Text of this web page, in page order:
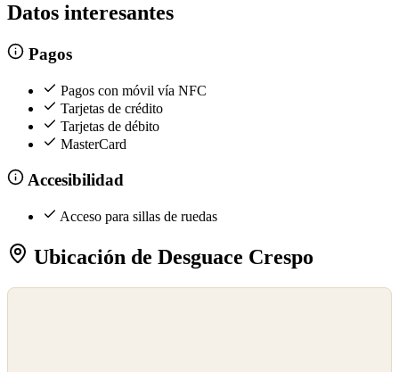
Datos interesantes
Pagos
Pagos con móvil vía NFC
Tarjetas de crédito
Tarjetas de débito
MasterCard
Accesibilidad
Acceso para sillas de ruedas
Ubicación de Desguace Crespo